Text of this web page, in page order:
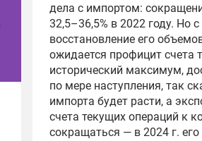
дела с импортом:
32,5–36,5% в 2022 году. Но
восстановление его
ожидается профицит счета
исторический максимум,
по мере наступления, так
импорта будет расти, а
счета текущих операций к
сокращаться — в 2024 г.